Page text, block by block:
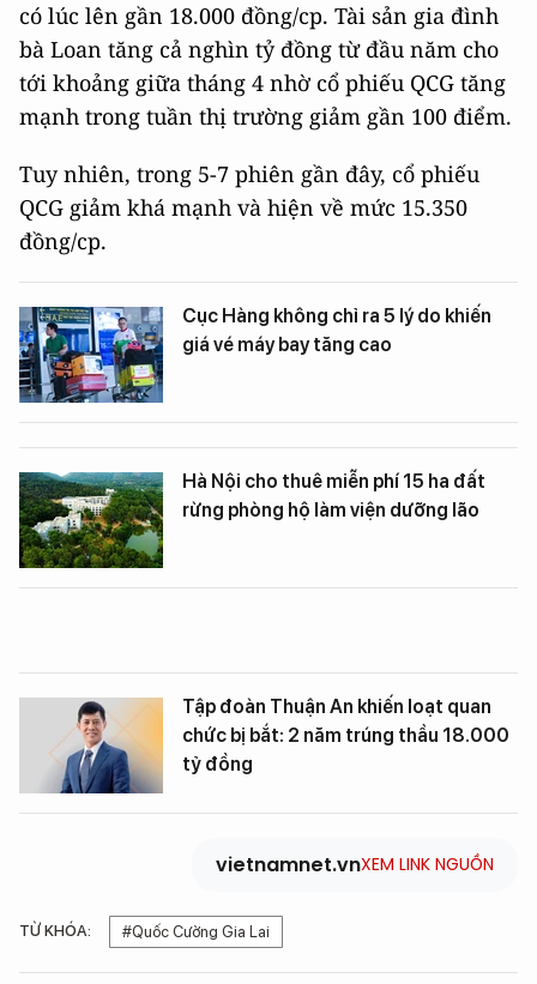
có lúc lên gần 18.000 đồng/cp. Tài sản gia đình
bà Loan tăng cả nghìn tỷ đồng từ đầu năm cho
tới khoảng giữa tháng 4 nhờ cổ phiếu QCG tăng
mạnh trong tuần thị trường giảm gần 100 điểm.
Tuy nhiên, trong 5-7 phiên gần đây, cổ phiếu
QCG giảm khá mạnh và hiện về mức 15.350
đồng/cp.
Cục Hàng không chỉ ra 5 lý do khiến
giá vé máy bay tăng cao
Hà Nội cho thuê miễn phí 15 ha đất
rừng phòng hộ làm viện dưỡng lão
Tập đoàn Thuận An khiến loạt quan
chức bị bắt: 2 năm trúng thầu 18.000
tỷ đồng
vietnamnet.vnXEM LINK NGUỒN
TỪ KHÓA: #Quốc Cường Gia Lai